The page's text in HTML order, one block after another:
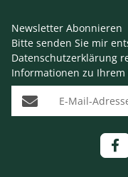
Newsletter Abonnieren
Bitte senden Sie mir
Datenschutzerklärung
Informationen zu
E-Mail-Adresse